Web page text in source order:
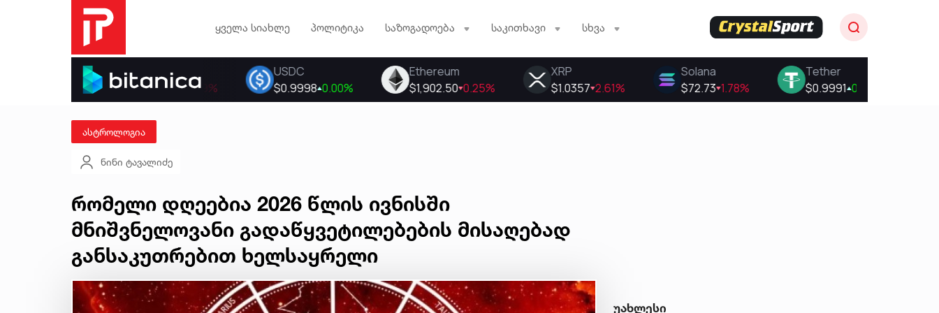
ყველა სიახლე პოლიტიკა საზოგადოება საკითხავი სხვა
ასტროლოგია
ნინი ტავალიძე
რომელი დღეებია 2026 წლის ივნისში
მნიშვნელოვანი გადაწყვეტილებების მისაღებად
განსაკუთრებით ხელსაყრელი
უახლესი